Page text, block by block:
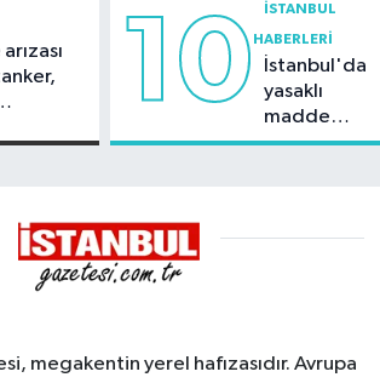
10 İSTANBUL
HABERLERI
İstanbul'da
yasaklı
madde
operasyonu
megakentin yerel hafızasıdır. Avrupa